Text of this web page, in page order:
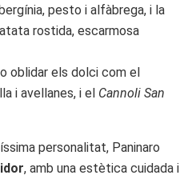
pesto i alfàbrega, i la
rostida, escarmosa
oblidar els dolci com el
i avellanes, i el Cannoli San
personalitat, Paninaro
, amb una estètica cuidada i